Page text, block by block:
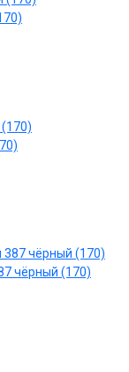
чёрный (170)